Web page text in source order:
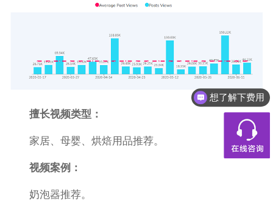
擅长视频类型：
家居、母婴、烘焙用品推荐。
视频案例：
奶泡器推荐。
想了解下费用
都有什么服务